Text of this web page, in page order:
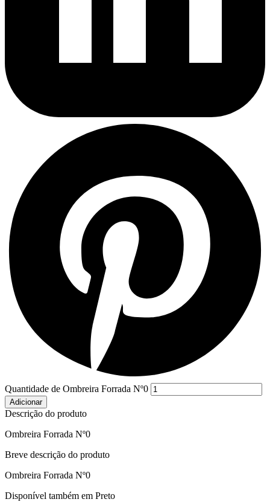
Quantidade de Ombreira Forrada Nº0
Adicionar
Descrição do produto
Ombreira Forrada Nº0
Breve descrição do produto
Ombreira Forrada Nº0
Disponível também em Preto